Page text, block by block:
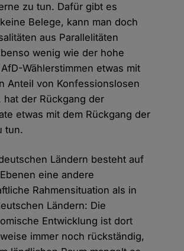
zu tun. Dafür gibt es
Belege, kann man doch
aus Parallelitäten
wenig wie der hohe
Wählerstimmen etwas mit
Anteil von Konfessionslosen
hat der Rückgang der
etwas mit dem Rückgang der
tun.
Ländern besteht auf
eine andere
Rahmensituation als in
Ländern: Die
Entwicklung ist dort
immer noch rückständig,